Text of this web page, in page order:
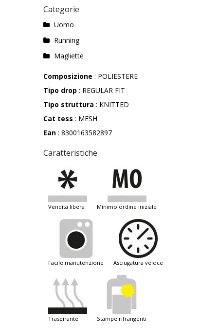
Categorie
Uomo
Running
Magliette
Composizione : POLIESTERE
Tipo drop : REGULAR FIT
Tipo struttura : KNITTED
Cat tess : MESH
Ean : 8300163582897
Caratteristiche
vendita libera minimo ordine iniziale
facile manutenzione asciugatura veloce
traspirante stampe rifrangenti